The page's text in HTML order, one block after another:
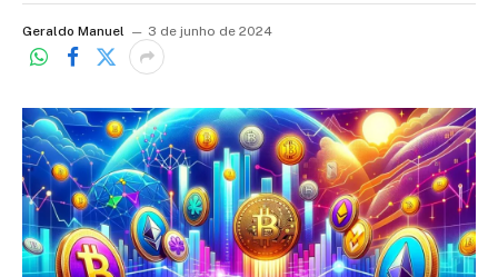
Geraldo Manuel 3 de junho de 2024